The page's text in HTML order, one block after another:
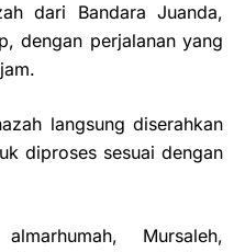
dari Bandara Juanda,
dengan perjalanan yang
langsung diserahkan
diproses sesuai dengan
Mursaleh,